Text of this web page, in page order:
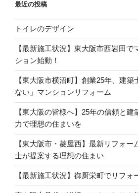
ン
最近の投稿
トイレのデザイン
【最新施工状況】東大阪市西岩田で
ション始動！
【東大阪市横沼町】創業25年、建築
ない」マンションリフォーム
【東大阪の皆様へ】25年の信頼と
力で理想の住まいを
【東大阪市・菱屋西】最新リフォー
士が提案する理想の住まい
【最新施工状況】御厨栄町でリフォ